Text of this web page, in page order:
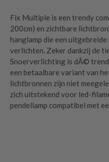
Fix Multiple is een trendy
200cm) en zichtbare
hanglamp die een
verlichten. Zeker dankzij de
Snoerverlichting is dÃ©
een betaalbare variant van
lichtbronnen zijn niet
zich uitstekend voor led-
pendellamp compatibel met